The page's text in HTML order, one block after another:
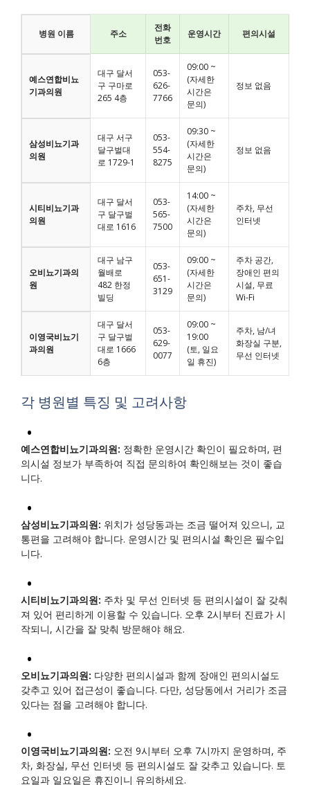
병원 이름 주소
전화
번호
운영시간 편의시설
예스연합비뇨
기과의원
대구 달서
구 구마로
265 4층
053-
626-
7766
09:00 ~
(자세한
시간은
문의)
정보 없음
삼성비뇨기과
의원
대구 서구
달구벌대
로 1729-1
053-
554-
8275
09:30 ~
(자세한
시간은
문의)
정보 없음
시티비뇨기과
의원
대구 달서
구 달구벌
대로 1616
053-
565-
7500
14:00 ~
(자세한
시간은
문의)
주차, 무선
인터넷
오비뇨기과의
원
대구 남구
월배로
482 한정
빌딩
053-
651-
3129
09:00 ~
(자세한
시간은
문의)
주차 공간,
장애인 편의
시설, 무료
Wi-Fi
이영국비뇨기
과의원
대구 달서
구 달구벌
대로 1666
6층
053-
629-
0077
09:00 ~
19:00
(토, 일요
일 휴진)
주차, 남/녀
화장실 구분,
무선 인터넷
각 병원별 특징 및 고려사항
예스연합비뇨기과의원: 정확한 운영시간 확인이 필요하며, 편
의시설 정보가 부족하여 직접 문의하여 확인해보는 것이 좋습
니다.
삼성비뇨기과의원: 위치가 성당동과는 조금 떨어져 있으니, 교
통편을 고려해야 합니다. 운영시간 및 편의시설 확인은 필수입
니다.
시티비뇨기과의원: 주차 및 무선 인터넷 등 편의시설이 잘 갖춰
져 있어 편리하게 이용할 수 있습니다. 오후 2시부터 진료가 시
작되니, 시간을 잘 맞춰 방문해야 해요.
오비뇨기과의원: 다양한 편의시설과 함께 장애인 편의시설도
갖추고 있어 접근성이 좋습니다. 다만, 성당동에서 거리가 조금
있다는 점을 고려해야 합니다.
이영국비뇨기과의원: 오전 9시부터 오후 7시까지 운영하며, 주
차, 화장실, 무선 인터넷 등 편의시설도 잘 갖추고 있습니다. 토
요일과 일요일은 휴진이니 유의하세요.